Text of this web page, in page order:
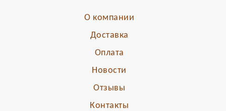
О компании
Доставка
Оплата
Новости
Отзывы
Контакты